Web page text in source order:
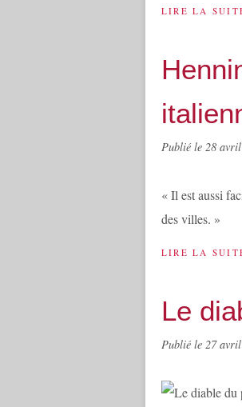
LIRE LA
Publié le 28
« Il est aussi
des villes. »
LIRE LA
Le
Publié le 27